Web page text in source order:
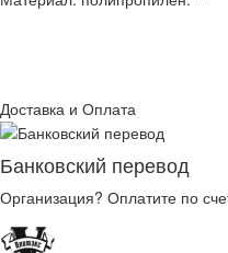
Доставка и Оплата
Банковский перевод
Организация? Оплатите по